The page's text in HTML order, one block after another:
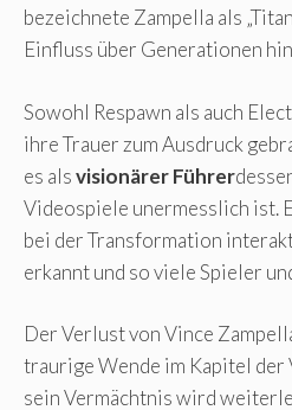
bezeichnete Zampella als
Einfluss über Generationen
Sowohl Respawn als auch
ihre Trauer zum Ausdruck
es alsvisionärer Führer
Videospiele unermesslich ist.
bei der Transformation
erkannt und so viele Spieler
Der Verlust von Vince
traurige Wende im Kapitel der
sein Vermächtnis wird